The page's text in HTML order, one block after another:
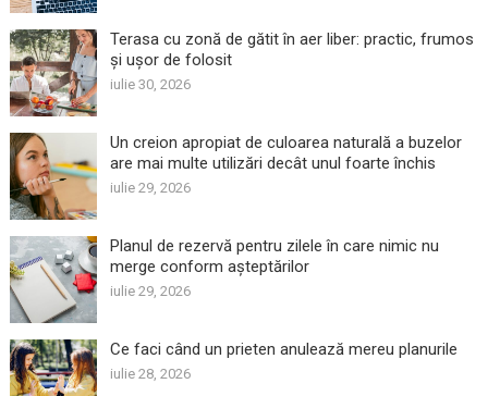
Terasa cu zonă de gătit în aer liber: practic, frumos
și ușor de folosit
iulie 30, 2026
Un creion apropiat de culoarea naturală a buzelor
are mai multe utilizări decât unul foarte închis
iulie 29, 2026
Planul de rezervă pentru zilele în care nimic nu
merge conform așteptărilor
iulie 29, 2026
Ce faci când un prieten anulează mereu planurile
iulie 28, 2026